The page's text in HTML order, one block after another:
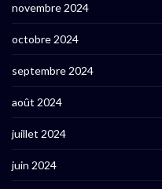
novembre 2024
octobre 2024
septembre 2024
août 2024
juillet 2024
juin 2024